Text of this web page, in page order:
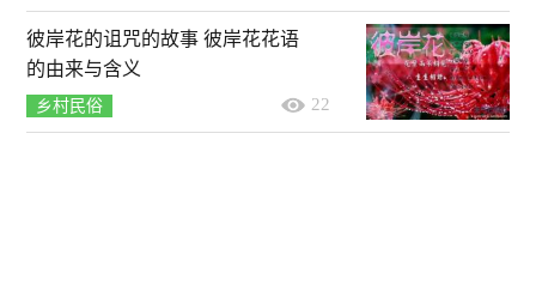
彼岸花的诅咒的故事 彼岸花花语
的由来与含义
乡村民俗 22